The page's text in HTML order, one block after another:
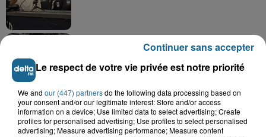
10h54
Pourquoi Decathlon Grande-Synthe
arrête la vente de poissons vivants ?
8h41
Un jeune homme grièvement blessé
après une violente sortie de route...
Le respect de votre vie privée est notre priorité
We and our (447) partnersdo the following data processing based on
your consent and/or our legitimate interest: Store and/or access
information on a device; Use limited data to select advertising; Create
profiles for personalised advertising; Use profiles to select personalised
advertising; Measure advertising performance; Measure content
Continuer sans accepter